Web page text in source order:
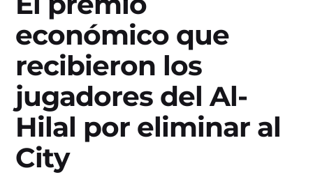
económico que
recibieron los
jugadores del Al-
Hilal por eliminar al
City